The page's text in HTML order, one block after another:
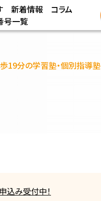
新着情報
コラム
号一覧
19分の学習塾・個別指導塾
込み受付中！